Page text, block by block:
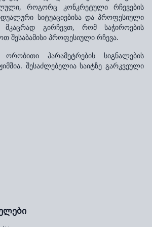
როგორც კონკრეტული რჩევების
სიტუაციებისა და პროფესიული
მკაცრად გირჩევთ, რომ საჭიროების
შესაბამისი პროფესიული რჩევა.
პარამეტრების სიგნალების
შესაძლებელია საიტზე გარკვეული